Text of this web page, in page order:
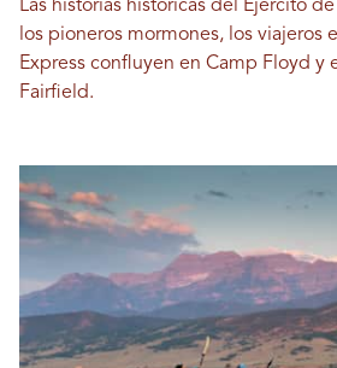
Las historias históricas del Ejército
los pioneros mormones, los viajeros
Express confluyen en Camp Floyd y
Fairfield.